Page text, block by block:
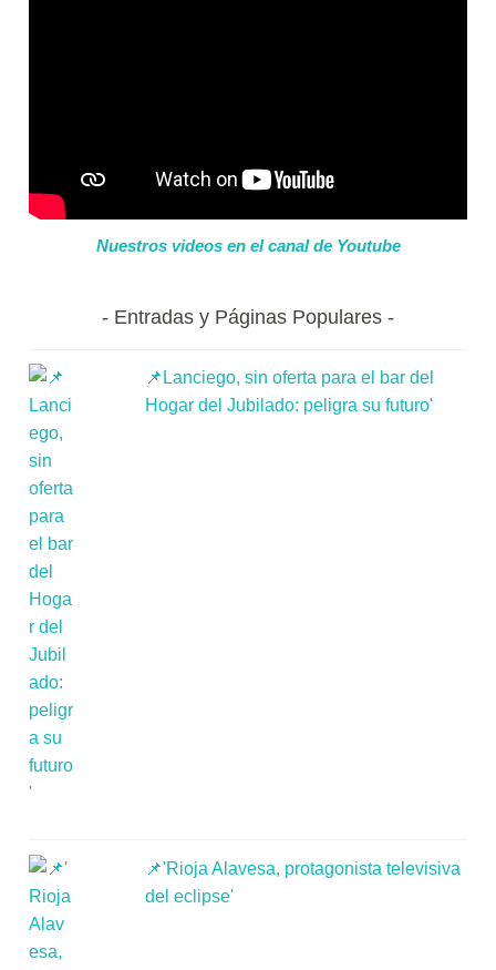
Nuestros videos en el canal de Youtube
Entradas y Páginas Populares
📌Lanciego, sin oferta para el bar del
Hogar del Jubilado: peligra su futuro'
📌'Rioja Alavesa, protagonista televisiva
del eclipse'